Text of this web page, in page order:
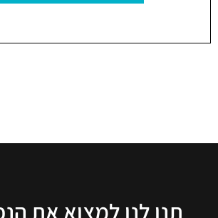
תנו לנו למצוא את